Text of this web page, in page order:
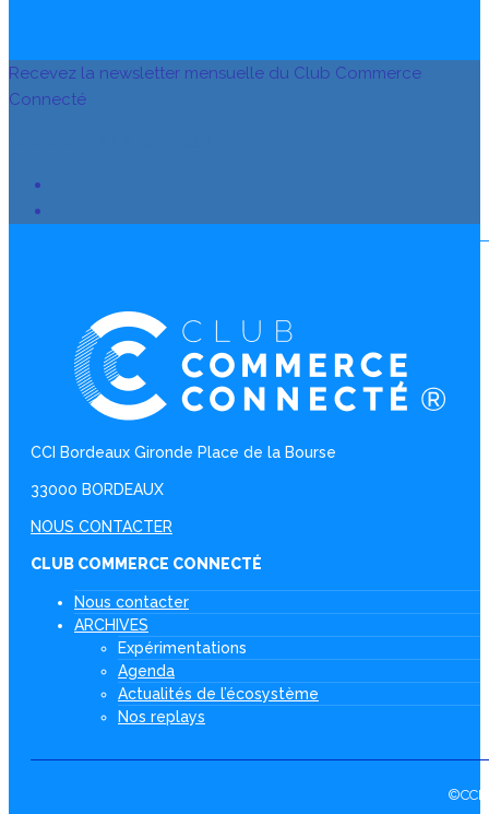
Recevez la newsletter mensuelle du Club Commerce
Connecté
CCI Bordeaux Gironde Place de la Bourse
33000 BORDEAUX
NOUS CONTACTER
CLUB COMMERCE CONNECTÉ
Nous contacter
ARCHIVES
Expérimentations
Agenda
Actualités de l’écosystème
Nos replays
©CCI